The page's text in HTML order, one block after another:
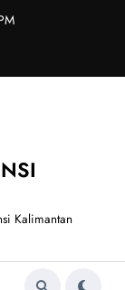
Kalimantan